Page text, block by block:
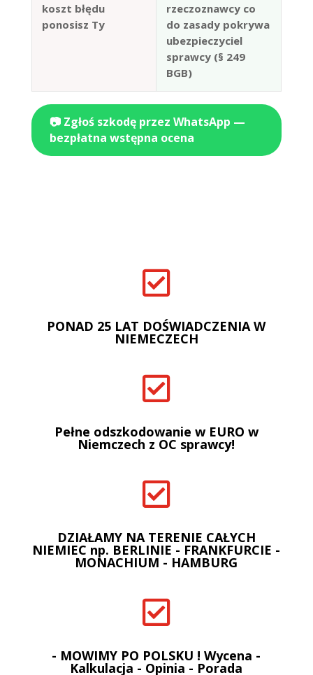
koszt błędu
ponosisz Ty
rzeczoznawcy co
do zasady pokrywa
ubezpieczyciel
sprawcy (§ 249
BGB)
📷 Zgłoś szkodę przez WhatsApp —
bezpłatna wstępna ocena

PONAD 25 LAT DOŚWIADCZENIA W
NIEMECZECH

Pełne odszkodowanie w EURO w
Niemczech z OC sprawcy!

DZIAŁAMY NA TERENIE CAŁYCH
NIEMIEC np. BERLINIE - FRANKFURCIE -
MONACHIUM - HAMBURG

- MOWIMY PO POLSKU ! Wycena -
Kalkulacja - Opinia - Porada